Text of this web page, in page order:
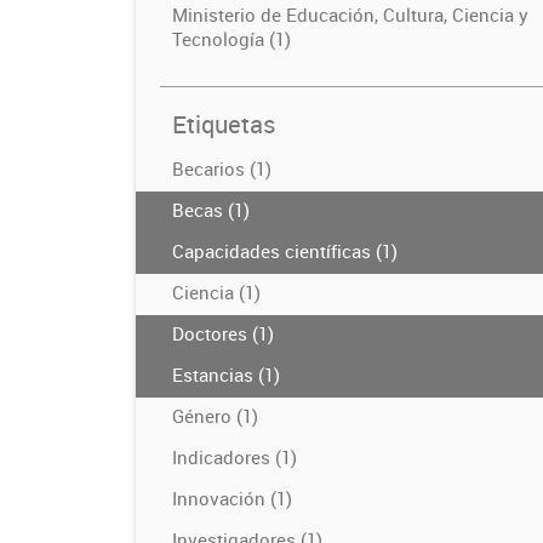
Ministerio de Educación, Cultura, Ciencia y
Tecnología (1)
Etiquetas
Becarios (1)
Becas (1)
Capacidades científicas (1)
Ciencia (1)
Doctores (1)
Estancias (1)
Género (1)
Indicadores (1)
Innovación (1)